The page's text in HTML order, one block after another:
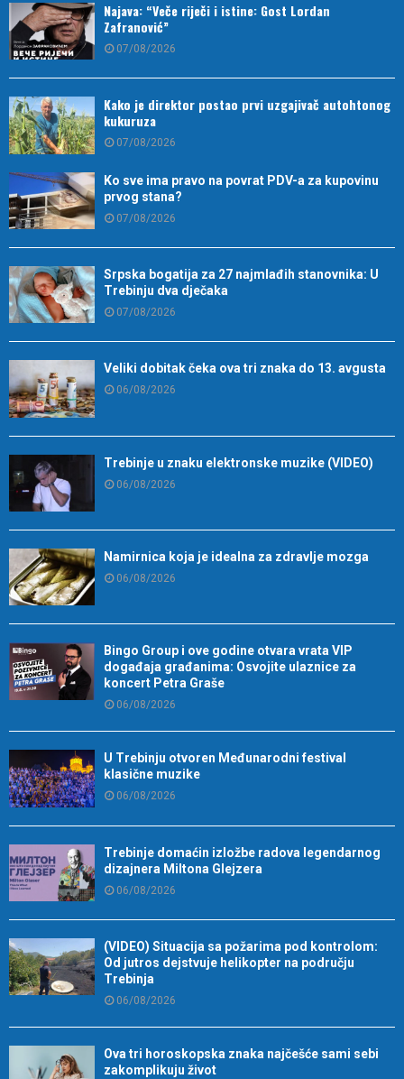
Najava: “Veče riječi i istine: Gost Lordan
Zafranović”
07/08/2026
Kako je direktor postao prvi uzgajivač autohtonog
kukuruza
07/08/2026
Ko sve ima pravo na povrat PDV-a za kupovinu
prvog stana?
07/08/2026
Srpska bogatija za 27 najmlađih stanovnika: U
Trebinju dva dječaka
07/08/2026
Veliki dobitak čeka ova tri znaka do 13. avgusta
06/08/2026
Trebinje u znaku elektronske muzike (VIDEO)
06/08/2026
Namirnica koja je idealna za zdravlje mozga
06/08/2026
Bingo Group i ove godine otvara vrata VIP
događaja građanima: Osvojite ulaznice za
koncert Petra Graše
06/08/2026
U Trebinju otvoren Međunarodni festival
klasične muzike
06/08/2026
Trebinje domaćin izložbe radova legendarnog
dizajnera Miltona Glejzera
06/08/2026
(VIDEO) Situacija sa požarima pod kontrolom:
Od jutros dejstvuje helikopter na području
Trebinja
06/08/2026
Ova tri horoskopska znaka najčešće sami sebi
zakomplikuju život